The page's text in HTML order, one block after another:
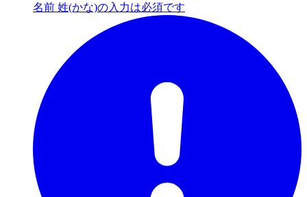
名前 姓(かな)の入力は必須です